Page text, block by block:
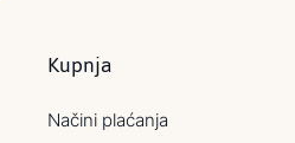
Kupnja
Načini plaćanja